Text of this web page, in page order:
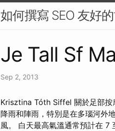
如何撰寫 SEO 友好
Je Tall Sf
Sep 2, 2013
Krisztina Tóth Siffel 關於足部按
降雨和陣雨，特別是在多瑙河外
風。 白天最高氣溫通常預計在 7